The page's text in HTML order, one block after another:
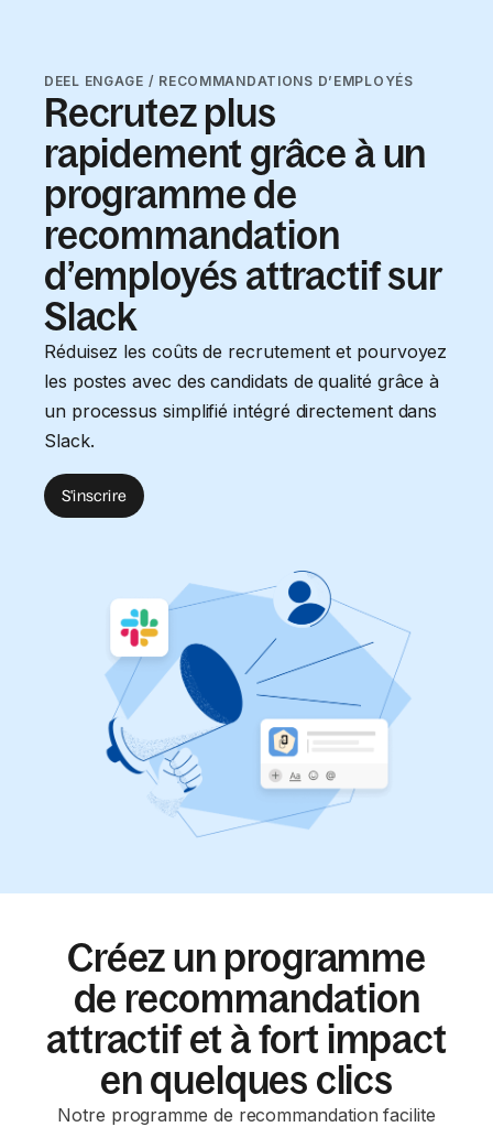
DEEL ENGAGE / RECOMMANDATIONS D’EMPLOYÉS
Recrutez plus
rapidement grâce à un
programme de
recommandation
d’employés attractif sur
Slack
Réduisez les coûts de recrutement et pourvoyez
les postes avec des candidats de qualité grâce à
un processus simplifié intégré directement dans
Slack.
S'inscrire
Créez un programme
de recommandation
attractif et à fort impact
en quelques clics
Notre programme de recommandation facilite